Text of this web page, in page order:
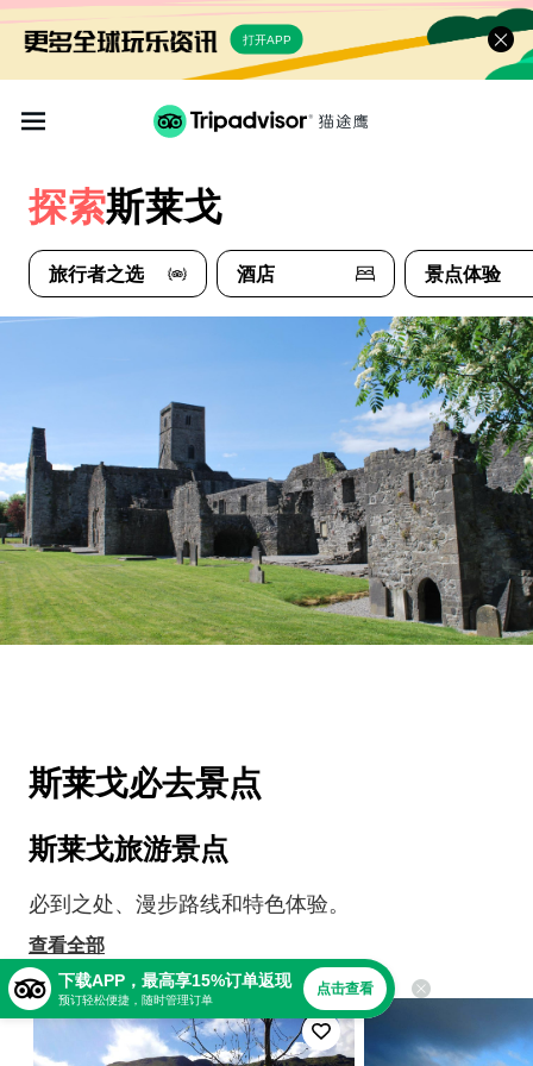
打开APP
探索斯莱戈
旅行者之选 酒店 景点体验
斯莱戈必去景点
斯莱戈旅游景点
必到之处、漫步路线和特色体验。
查看全部
下载APP，最高享15%订单返现
预订轻松便捷，随时管理订单
点击查看